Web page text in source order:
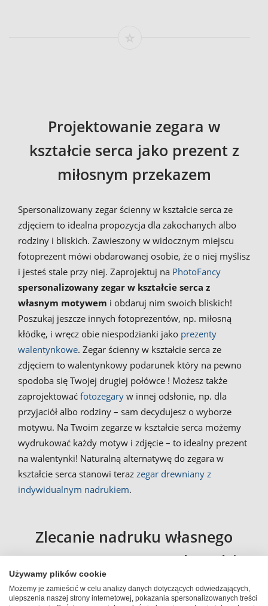
Projektowanie zegara w
kształcie serca jako prezent z
miłosnym przekazem
Spersonalizowany zegar ścienny w kształcie serca ze
zdjęciem to idealna propozycja dla zakochanych albo
rodziny i bliskich. Zawieszony w widocznym miejscu
fotoprezent mówi obdarowanej osobie, że o niej myślisz
i jesteś stale przy niej. Zaprojektuj na PhotoFancy
spersonalizowany zegar w kształcie serca z
własnym motywem i obdaruj nim swoich bliskich!
Poszukaj jeszcze innych fotoprezentów, np. miłosną
kłódkę, i wręcz obie niespodzianki jako prezenty
walentynkowe. Zegar ścienny w kształcie serca ze
zdjęciem to walentynkowy podarunek który na pewno
spodoba się Twojej drugiej połówce ! Możesz także
zaprojektować fotozegary w innej odsłonie, np. dla
przyjaciół albo rodziny – sam decydujesz o wyborze
motywu. Na Twoim zegarze w kształcie serca możemy
wydrukować każdy motyw i zdjęcie – to idealny prezent
na walentynki! Naturalną alternatywę do zegara w
kształcie serca stanowi teraz zegar drewniany z
indywidualnym nadrukiem.
Zlecanie nadruku własnego
motywu na zegarze w kształcie
serca ze zdjęciem
Używamy plików cookie
Możemy je zamieścić w celu analizy danych dotyczących odwiedzających,
ulepszenia naszej strony internetowej, pokazania spersonalizowanych treści